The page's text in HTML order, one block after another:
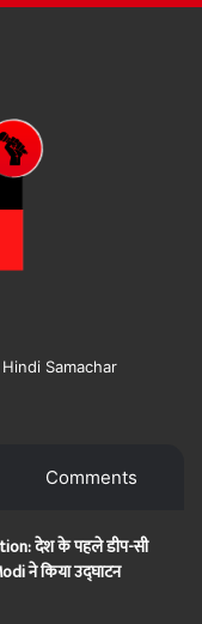
Samachar
Comments
देश के पहले डीप-सी
ने किया उद्घाटन